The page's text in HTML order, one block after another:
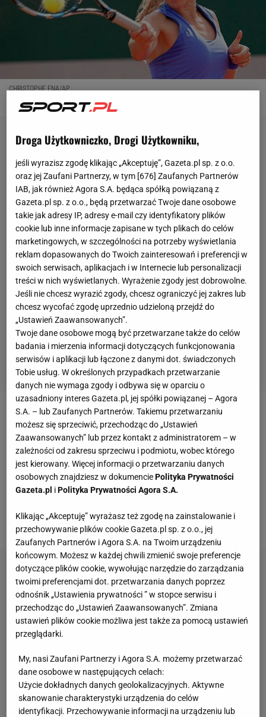
CHRISTOPHE ENA/AP
Zobacz wideo
Szczegóły i okoliczności śmierci Konstantina
Anisimowa nie są znane. Rodzina zmarłego nie
wydała żadnego oświadczenia, ale informację o tym,
rozmowie z ESPN agent Amandy Anisimowej.
Droga Użytkowniczko, Drogi Użytkowniku,
jeśli wyrazisz zgodę klikając „Akceptuję”, Gazeta.pl sp. z o.o.
oraz jej Zaufani Partnerzy, w tym [676] Zaufanych Partnerów
IAB, jak również Agora S.A. będąca spółką powiązaną z
Gazeta.pl sp. z o.o., będą przetwarzać Twoje dane osobowe
takie jak adresy IP, adresy e-mail czy identyfikatory plików
cookie lub inne informacje zapisane w tych plikach do celów
marketingowych, w szczególności na potrzeby wyświetlania
reklam dopasowanych do Twoich zainteresowań i preferencji w
swoich serwisach, aplikacjach i w Internecie lub personalizacji
treści w nich wyświetlanych. Wyrażenie zgody jest dobrowolne.
Jeśli nie chcesz wyrazić zgody, chcesz ograniczyć jej zakres lub
chcesz wycofać zgodę uprzednio udzieloną przejdź do
„Ustawień Zaawansowanych”.
Twoje dane osobowe mogą być przetwarzane także do celów
badania i mierzenia informacji dotyczących funkcjonowania
serwisów i aplikacji lub łączone z danymi dot. świadczonych
Tobie usług. W określonych przypadkach przetwarzanie
danych nie wymaga zgody i odbywa się w oparciu o
uzasadniony interes Gazeta.pl, jej spółki powiązanej – Agora
S.A. – lub Zaufanych Partnerów. Takiemu przetwarzaniu
możesz się sprzeciwić, przechodząc do „Ustawień
Zaawansowanych” lub przez kontakt z administratorem – w
zależności od zakresu sprzeciwu i podmiotu, wobec którego
jest kierowany. Więcej informacji o przetwarzaniu danych
osobowych znajdziesz w dokumenciePolityka Prywatności
Gazeta.pl iPolityka Prywatności Agora S.A.
Klikając „Akceptuję” wyrażasz też zgodę na zainstalowanie i
przechowywanie plików cookie Gazeta.pl sp. z o.o., jej
Zaufanych Partnerów i Agora S.A. na Twoim urządzeniu
końcowym. Możesz w każdej chwili zmienić swoje preferencje
dotyczące plików cookie, wywołując narzędzie do zarządzania
twoimi preferencjami dot. przetwarzania danych poprzez
odnośnik „Ustawienia prywatności ” w stopce serwisu i
przechodząc do „Ustawień Zaawansowanych”. Zmiana
ustawień plików cookie możliwa jest także za pomocą ustawień
przeglądarki.
My, nasi Zaufani Partnerzy i Agora S.A. możemy przetwarzać
dane osobowe w następujących celach:
Użycie dokładnych danych geolokalizacyjnych. Aktywne
skanowanie charakterystyki urządzenia do celów
identyfikacji. Przechowywanie informacji na urządzeniu lub